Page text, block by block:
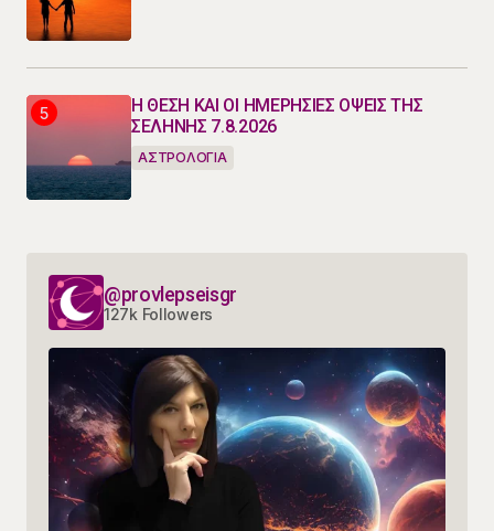
Η ΘΕΣΗ ΚΑΙ ΟΙ ΗΜΕΡΗΣΙΕΣ ΟΨΕΙΣ ΤΗΣ
ΣΕΛΗΝΗΣ 7.8.2026
ΑΣΤΡΟΛΟΓΙΑ
@provlepseisgr
127k Followers